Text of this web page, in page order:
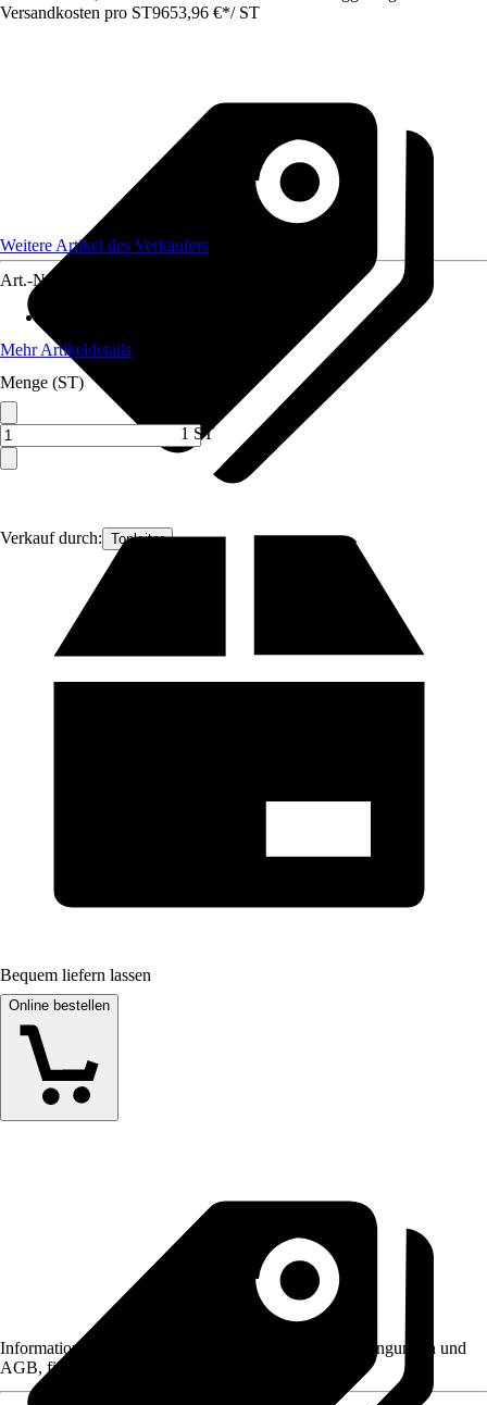
Versandkosten pro ST9653,96 €*/ ST
Verkauf durch: Topleiter
Weitere Artikel des Verkäufers
Art.-Nr.
Mehr Artikeldetails
Menge (ST)
1 ST
Bequem liefern lassen
Online bestellen
Informationen des Verkäufers, wie z. B. Rückgabebedingungen und
AGB, finden Sie bei Klick auf den Verkäufernamen.